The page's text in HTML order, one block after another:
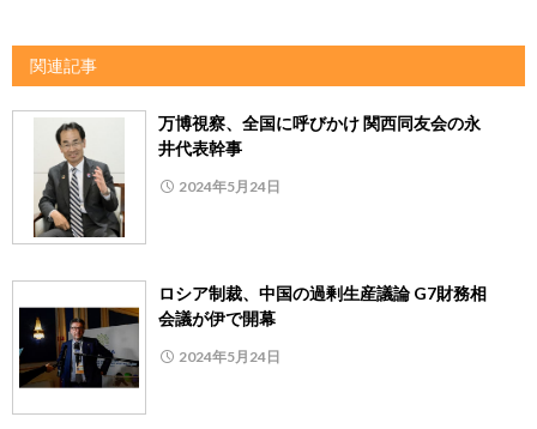
関連記事
万博視察、全国に呼びかけ 関西同友会の永
井代表幹事
2024年5月24日
ロシア制裁、中国の過剰生産議論 G7財務相
会議が伊で開幕
2024年5月24日